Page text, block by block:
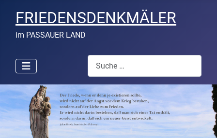
FRIEDENSDENKMÄLER
im PASSAUER LAND
Suchen